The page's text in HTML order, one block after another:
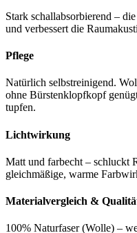
Stark schallabsorbierend –
und verbessert die
Pflege
Natürlich selbstreinigend.
ohne Bürstenklopfkopf
tupfen.
Lichtwirkung
Matt und farbecht – schluckt
gleichmäßige, warme
Materialvergleich &
100% Naturfaser (Wolle) –